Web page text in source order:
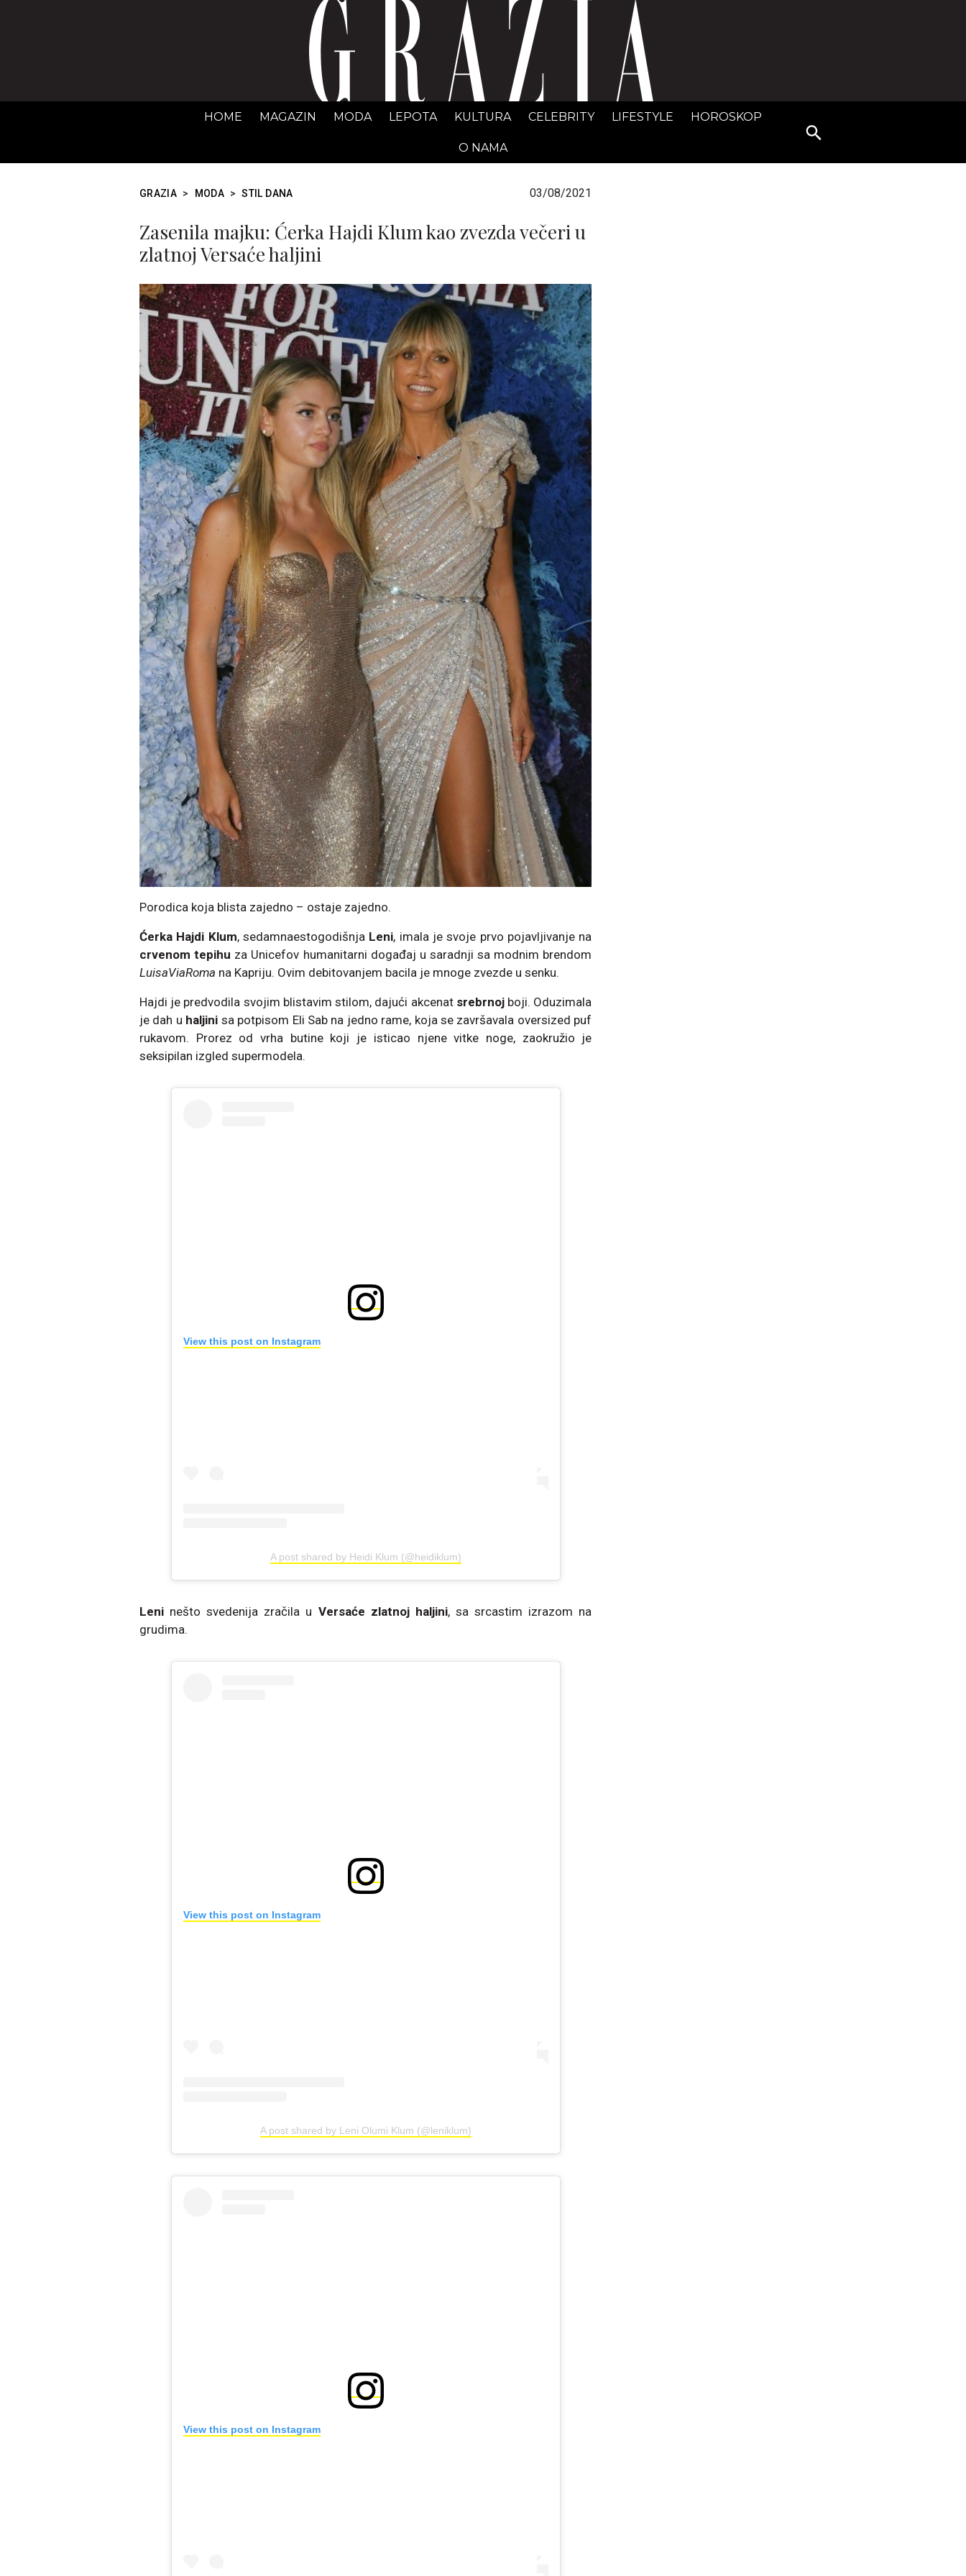
GRAZIA Srbija
HOME MAGAZIN MODA LEPOTA KULTURA CELEBRITY LIFESTYLE HOROSKOP
O NAMA
Search
for:
GRAZIA > MODA > STIL DANA 03/08/2021
Zasenila majku: Ćerka Hajdi Klum kao zvezda večeri u
zlatnoj Versaće haljini
Porodica koja blista zajedno – ostaje zajedno.
Ćerka Hajdi Klum, sedamnaestogodišnja Leni, imala je svoje prvo pojavljivanje na
crvenom tepihu za Unicefov humanitarni događaj u saradnji sa modnim brendom
LuisaViaRoma na Kapriju. Ovim debitovanjem bacila je mnoge zvezde u senku.
Hajdi je predvodila svojim blistavim stilom, dajući akcenat srebrnoj boji. Oduzimala
je dah u haljini sa potpisom Eli Sab na jedno rame, koja se završavala oversized puf
rukavom. Prorez od vrha butine koji je isticao njene vitke noge, zaokružio je
seksipilan izgled supermodela.
View this post on Instagram
A post shared by Heidi Klum (@heidiklum)
Leni nešto svedenija zračila u Versaće zlatnoj haljini, sa srcastim izrazom na
grudima.
View this post on Instagram
A post shared by Leni Olumi Klum (@leniklum)
View this post on Instagram